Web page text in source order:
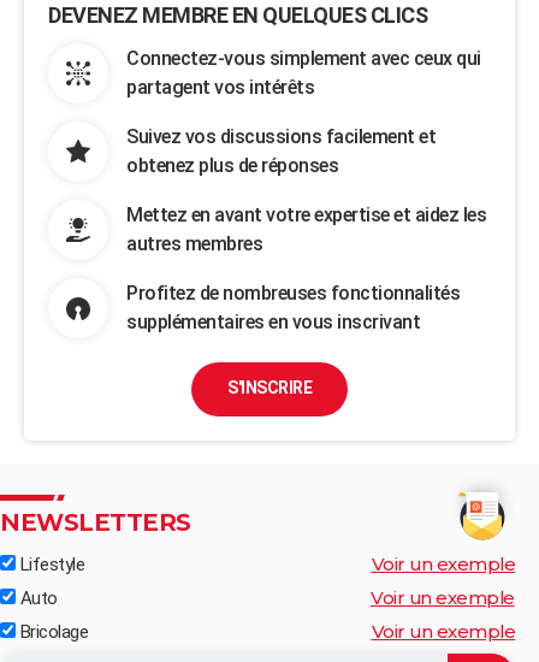
DEVENEZ MEMBRE EN QUELQUES CLICS
Connectez-vous simplement avec ceux qui
partagent vos intérêts
Suivez vos discussions facilement et
obtenez plus de réponses
Mettez en avant votre expertise et aidez les
autres membres
Profitez de nombreuses fonctionnalités
supplémentaires en vous inscrivant
S'INSCRIRE
NEWSLETTERS
Lifestyle Voir un exemple
Auto Voir un exemple
Bricolage Voir un exemple